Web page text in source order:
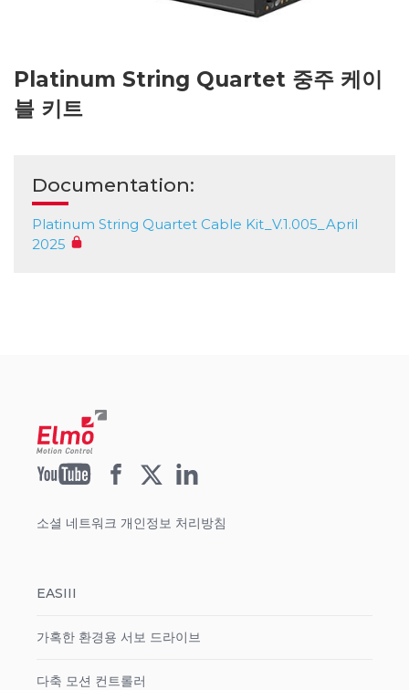
Platinum String Quartet 중주 케이
블 키트
Documentation:
Platinum String Quartet Cable Kit_V.1.005_April
2025
소셜 네트워크 개인정보 처리방침
EASIII
가혹한 환경용 서보 드라이브
다축 모션 컨트롤러